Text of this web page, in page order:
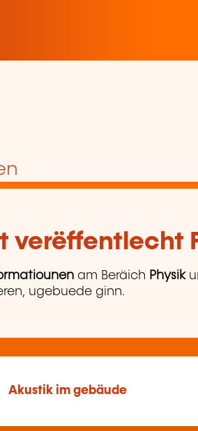
verëffentlecht
am Beräich Physik
ugebuede ginn.
Akustik im gebäude